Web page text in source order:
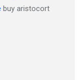
buy aristocort